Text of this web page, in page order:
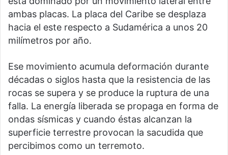
ambas placas. La placa del Caribe se desplaza
hacia el este respecto a Sudamérica a unos 20
milímetros por año.
Ese movimiento acumula deformación durante
décadas o siglos hasta que la resistencia de las
rocas se supera y se produce la ruptura de una
falla. La energía liberada se propaga en forma de
ondas sísmicas y cuando éstas alcanzan la
superficie terrestre provocan la sacudida que
percibimos como un terremoto.